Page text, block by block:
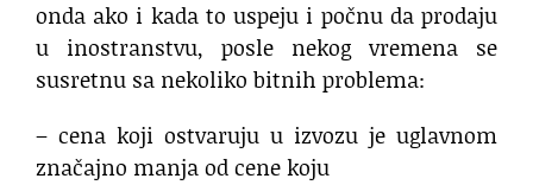
onda ako i kada to uspeju i počnu da prodaju
u inostranstvu, posle nekog vremena se
susretnu sa nekoliko bitnih problema:
– cena koji ostvaruju u izvozu je uglavnom
značajno manja od cene koju